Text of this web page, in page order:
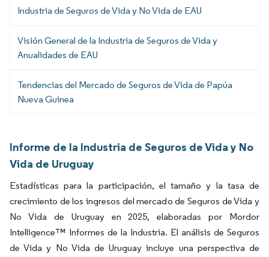
Industria de Seguros de Vida y No Vida de EAU
Visión General de la Industria de Seguros de Vida y
Anualidades de EAU
Tendencias del Mercado de Seguros de Vida de Papúa
Nueva Guinea
Informe de la Industria de Seguros de Vida y No
Vida de Uruguay
Estadísticas para la participación, el tamaño y la tasa de
crecimiento de los ingresos del mercado de Seguros de Vida y
No Vida de Uruguay en 2025, elaboradas por Mordor
Intelligence™ Informes de la Industria. El análisis de Seguros
de Vida y No Vida de Uruguay incluye una perspectiva de